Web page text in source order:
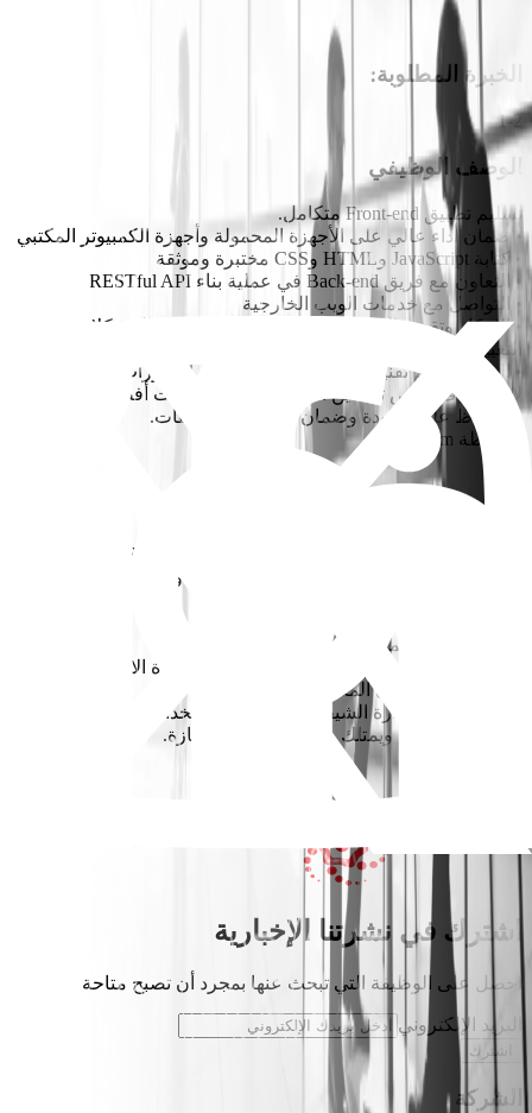
الخبرة المطلوبة:
1-2
الوصف الوظيفي
تسليم تطبيق Front-end متكامل.
• ضمان أداء عالي على الأجهزة المحمولة وأجهزة الكمبيوتر المكتبي
• كتابة JavaScript وHTML وCSS مختبرة وموثقة
• التعاون مع فريق Back-end في عملية بناء RESTful API
• التواصل مع خدمات الويب الخارجية
• الابتكار وتقديم التفكير النقدي والقدرة على حل المشكلات لدفع
التغيير وتطوير حلول تقنية مبتكرة.
• السعي لتعلم تقنيات جديدة ومتابعة أحدث التطورات باستمرار
لاستكشاف فرص تحسين المنصة وتقديم منتجات أفضل.
• الحفاظ على الجودة وضمان استجابة التطبيقات.
• أنشطة Scrum
المتطلبات
• معرفة عملية بمسبقات CSS مثل SASS
• القدرة على إنشاء وحدات وصفحات قابلة لإعادة الاستخدام
والاختبار تعتمد على المكونات.
• معرفة قوية بإدارة الشيفرة المصدرية باستخدام Git
• محترف ودقيق ويمتلك مهارات تواصل ممتازة.​
اشترك في نشرتنا الإخبارية
احصل على الوظيفة التي تبحث عنها بمجرد أن تصبح متاحة
البريد الإلكتروني
اشترك
الشركة